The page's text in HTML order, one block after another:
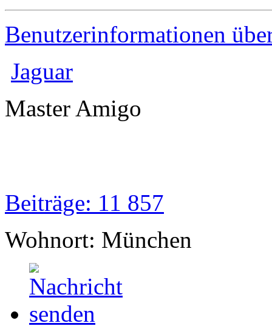
Benutzerinformationen
Jaguar
Master Amigo
Beiträge: 11 857
Wohnort: München